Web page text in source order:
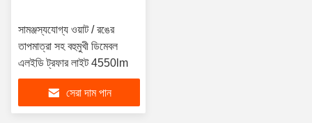
সামঞ্জস্যযোগ্য ওয়াট / রঙের
তাপমাত্রা সহ বহুমুখী ডিমেবল
এলইডি ট্রফার লাইট 4550lm
সেরা দাম পান